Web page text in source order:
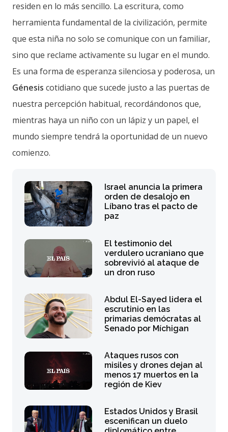
residen en lo más sencillo. La escritura, como
herramienta fundamental de la civilización, permite
que esta niña no solo se comunique con un familiar,
sino que reclame activamente su lugar en el mundo.
Es una forma de esperanza silenciosa y poderosa, un
Génesis cotidiano que sucede justo a las puertas de
nuestra percepción habitual, recordándonos que,
mientras haya un niño con un lápiz y un papel, el
mundo siempre tendrá la oportunidad de un nuevo
comienzo.
Israel anuncia la primera
orden de desalojo en
Líbano tras el pacto de
paz
El testimonio del
verdulero ucraniano que
sobrevivió al ataque de
un dron ruso
Abdul El-Sayed lidera el
escrutinio en las
primarias demócratas al
Senado por Míchigan
Ataques rusos con
misiles y drones dejan al
menos 17 muertos en la
región de Kiev
Estados Unidos y Brasil
escenifican un duelo